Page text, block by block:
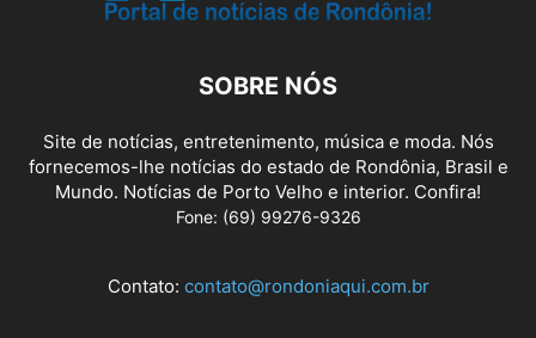
SOBRE NÓS
Site de notícias, entretenimento, música e moda. Nós
fornecemos-lhe notícias do estado de Rondônia, Brasil e
Mundo. Notícias de Porto Velho e interior. Confira!
Fone: (69) 99276-9326
Contato: contato@rondoniaqui.com.br